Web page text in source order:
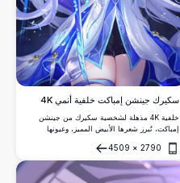
سكيرك جينشن إمباكت خلفية أنمي 4K
خلفية 4K مذهلة لشخصية سكيرك من جينشن
إمباكت، تُبرز شعرها الأبيض المميز، وعيونها
الحمراء، وقبعة الساحرة الزرقاء، والسيف المتوهج.
فن رقمي عالي الدقة مع إضاءة درامية وتصميم
أزياء فانتازيا أنيق.
2790
×
4509
فتح